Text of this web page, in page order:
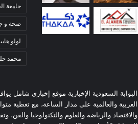
جامعة
صحة و
لولو
محمد
البوابة السعودية الإخبارية موقع إخباري شامل
العربية والعالمية على مدار الساعة، مع تغطية
والاقتصاد والرياضة والعلوم والتكنولوجيا والفن،